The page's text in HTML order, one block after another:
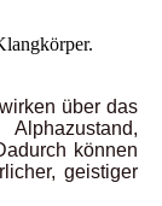
über das
können
geistiger